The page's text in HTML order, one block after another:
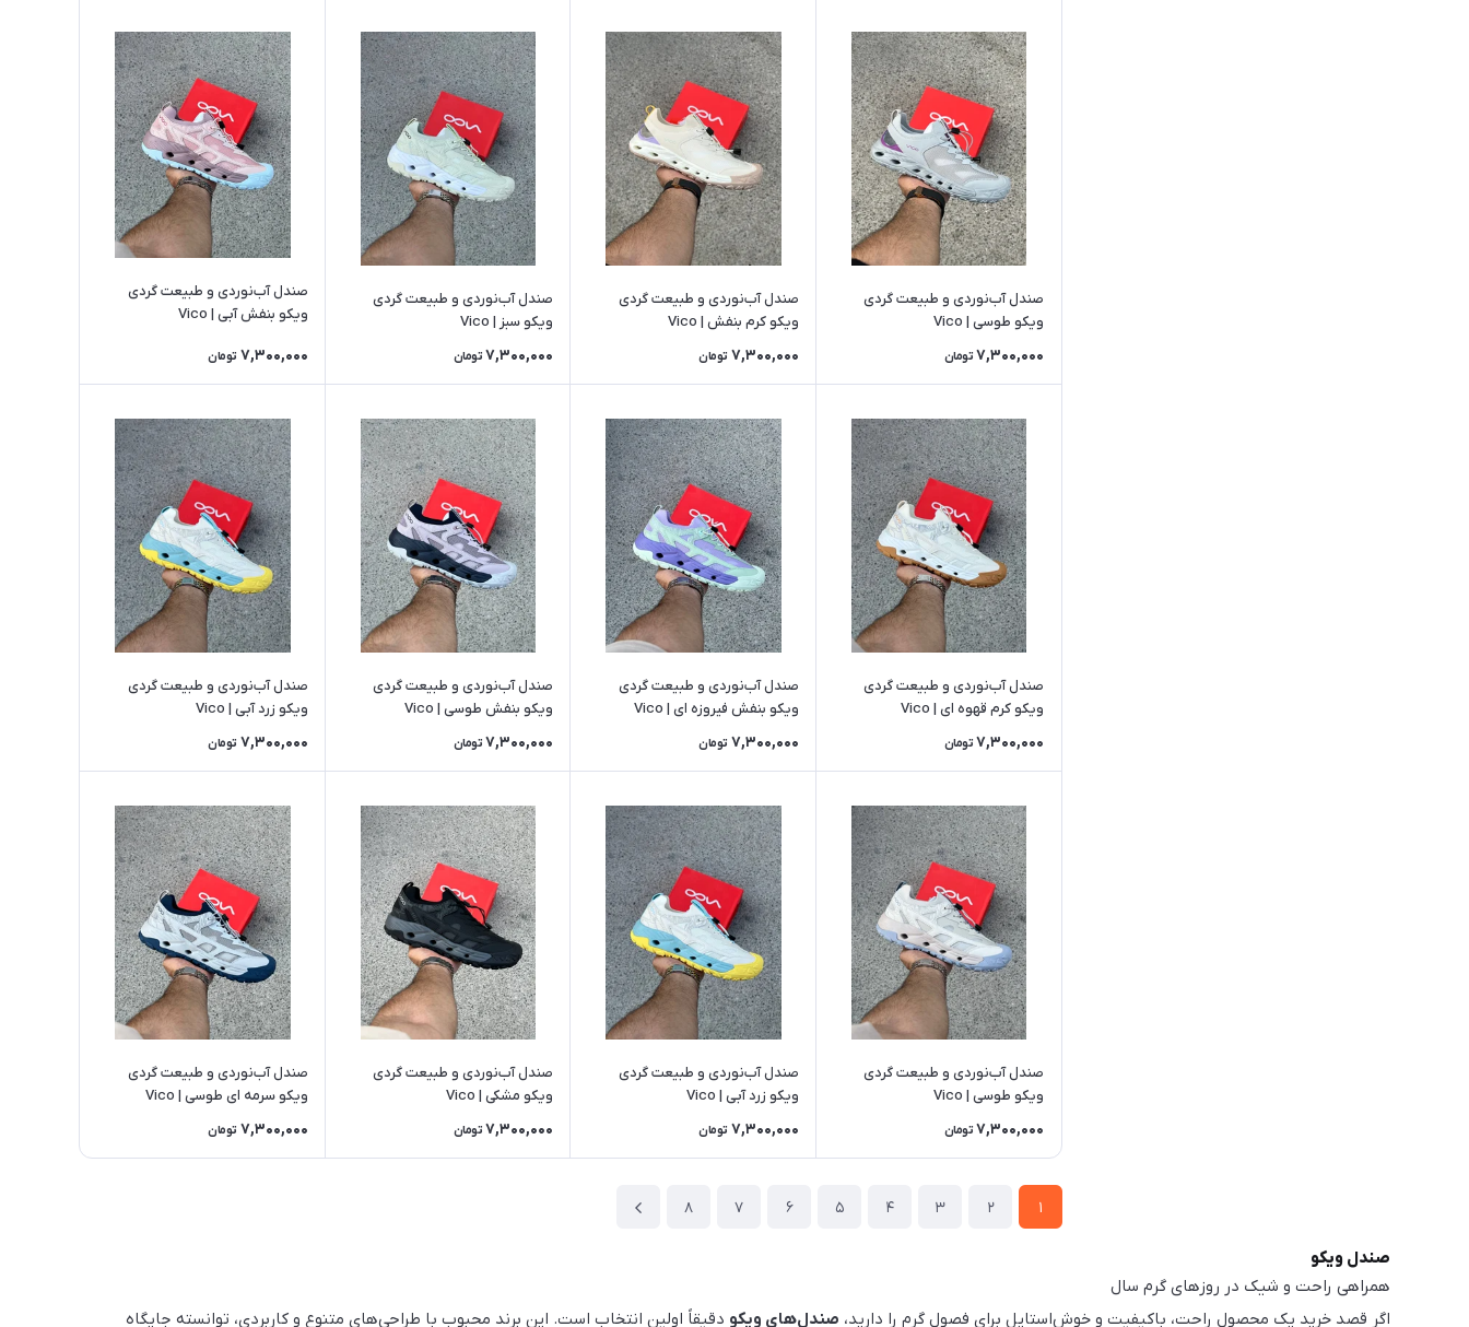
صندل آب‌نوردی و طبیعت گردی
ویکو طوسی | Vico
7,300,000 تومان
صندل آب‌نوردی و طبیعت گردی
ویکو کرم بنفش | Vico
7,300,000 تومان
صندل آب‌نوردی و طبیعت گردی
ویکو سبز | Vico
7,300,000 تومان
صندل آب‌نوردی و طبیعت گردی
ویکو بنفش آبی | Vico
7,300,000 تومان
صندل آب‌نوردی و طبیعت گردی
ویکو کرم قهوه ای | Vico
7,300,000 تومان
صندل آب‌نوردی و طبیعت گردی
ویکو بنفش فیروزه ای | Vico
7,300,000 تومان
صندل آب‌نوردی و طبیعت گردی
ویکو بنفش طوسی | Vico
7,300,000 تومان
صندل آب‌نوردی و طبیعت گردی
ویکو زرد آبی | Vico
7,300,000 تومان
صندل آب‌نوردی و طبیعت گردی
ویکو طوسی | Vico
7,300,000 تومان
صندل آب‌نوردی و طبیعت گردی
ویکو زرد آبی | Vico
7,300,000 تومان
صندل آب‌نوردی و طبیعت گردی
ویکو مشکی | Vico
7,300,000 تومان
صندل آب‌نوردی و طبیعت گردی
ویکو سرمه ای طوسی | Vico
7,300,000 تومان
1
2
3
4
5
6
7
8
صندل ویکو
همراهی راحت و شیک در روزهای گرم سال
اگر قصد خرید یک محصول راحت، باکیفیت و خوش‌استایل برای فصول گرم را دارید، صندل‌های ویکو دقیقاً اولین انتخاب است. این برند محبوب با طراحی‌های متنوع و کاربردی، توانسته جایگاه